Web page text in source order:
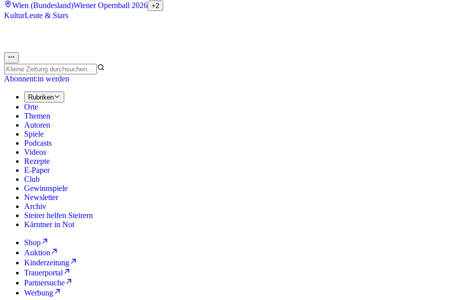
Wien (Bundesland)Wiener Opernball 2026 +2
KulturLeute & Stars
Abonnent:in werden
Rubriken
Orte
Themen
Autoren
Spiele
Podcasts
Videos
Rezepte
E-Paper
Club
Gewinnspiele
Newsletter
Archiv
Steirer helfen Steirern
Kärntner in Not
Shop
Auktion
Kinderzeitung
Trauerportal
Partnersuche
Werbung